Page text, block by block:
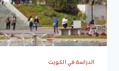
الدراسة في الكويت